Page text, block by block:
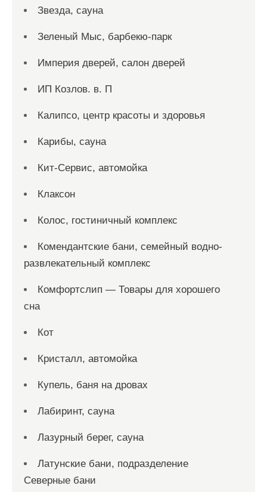
Звезда, сауна
Зеленый Мыс, барбекю-парк
Империя дверей, салон дверей
ИП Козлов. в. П
Калипсо, центр красоты и здоровья
Карибы, сауна
Кит-Сервис, автомойка
Клаксон
Колос, гостиничный комплекс
Комендантские бани, семейный водно-
развлекательный комплекс
Комфортслип — Товары для хорошего
сна
Кот
Кристалл, автомойка
Купель, баня на дровах
Лабиринт, сауна
Лазурный берег, сауна
Латунские бани, подразделение
Северные бани